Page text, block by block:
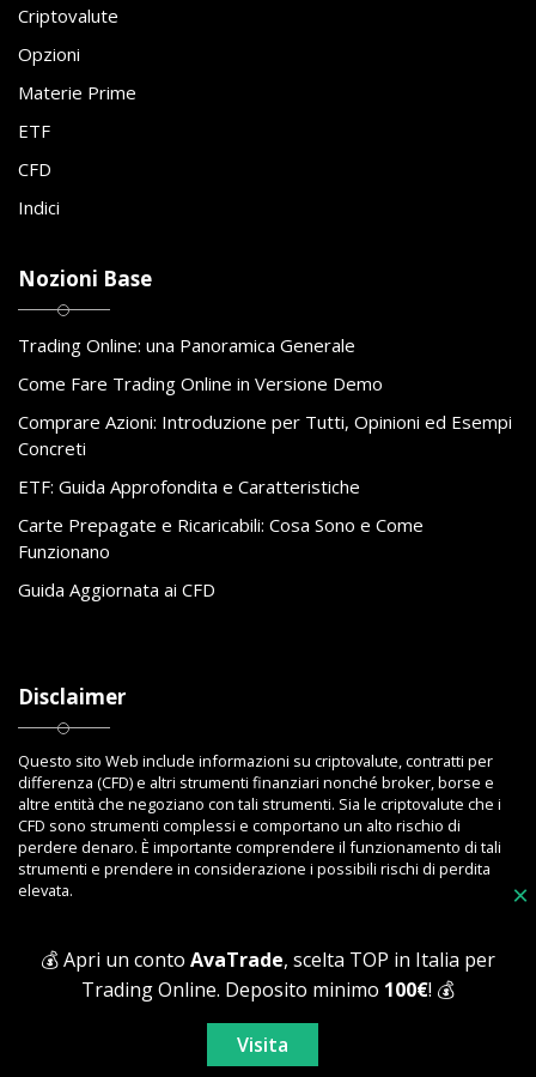
×
💰 Apri un conto AvaTrade, scelta TOP in Italia per
Trading Online. Deposito minimo 100€! 💰
Visita
Criptovalute
Opzioni
Materie Prime
ETF
CFD
Indici
Nozioni Base
Trading Online: una Panoramica Generale
Come Fare Trading Online in Versione Demo
Comprare Azioni: Introduzione per Tutti, Opinioni ed Esempi
Concreti
ETF: Guida Approfondita e Caratteristiche
Carte Prepagate e Ricaricabili: Cosa Sono e Come
Funzionano
Guida Aggiornata ai CFD
Disclaimer
Questo sito Web include informazioni su criptovalute, contratti per
differenza (CFD) e altri strumenti finanziari nonché broker, borse e
altre entità che negoziano con tali strumenti. Sia le criptovalute che i
CFD sono strumenti complessi e comportano un alto rischio di
perdere denaro. È importante comprendere il funzionamento di tali
strumenti e prendere in considerazione i possibili rischi di perdita
elevata.
Copyright © 2023 Toptrading.org - Edito da ViboBet - Sede legale: Via
Ipponium 8 - 89853 San Gregorio D'Ippona (VV) - P.IVA 03393810795 -
All Rights Reserved.